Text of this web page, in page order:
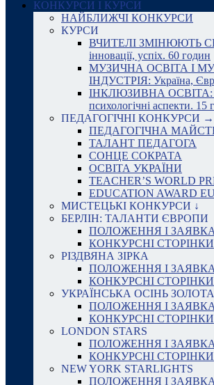
КОНКУРСИ І КУРСИ
НАЙБЛИЖЧІ КОНКУРСИ
КУРСИ
ВЧИТЕЛІ ЗМІНЮЮТЬ
інновації, успіх. 60 годин
МУЗИЧНА ОСВІТА І
ІНДУСТРІЯ: Україна,
ІНКЛЮЗИВНА ОСВІТА:
психологічні аспекти. 15
ПЕДАГОГІЧНІ КОНКУРСИ →
ПЕДАГОГІЧНА
ТАЛАНТ ПЕДАГОГА
СОНЦЕ СОКРАТА
ОСВІТА УКРАЇНИ
TEACHER’S WORLD
EDUCATION AWARD
МИСТЕЦЬКІ КОНКУРСИ ↓
БЕРЛІН: ТАЛАНТИ ЄВРОПИ
ПОЛОЖЕННЯ І ЗАЯВКА
КОНКУРСНІ СТОРІНКИ
РІЗДВЯНА ЗІРКА
ПОЛОЖЕННЯ І ЗАЯВКА
КОНКУРСНІ СТОРІНКИ
УКРАЇНСЬКА ОСІНЬ ЗОЛОТА
ПОЛОЖЕННЯ І ЗАЯВКА
КОНКУРСНІ СТОРІНКИ
LONDON STARS
ПОЛОЖЕННЯ І ЗАЯВКА
КОНКУРСНІ СТОРІНКИ
NEW YORK STARLIGHTS
ПОЛОЖЕННЯ І ЗАЯВКА